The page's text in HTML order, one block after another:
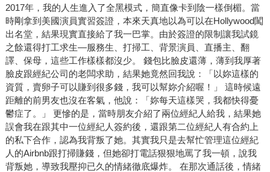
2017年，我的人生進入了全黑模式，簡直像卡到陰一樣倒楣。當
時剛拿到美國演員實習簽證，本來天真地以為可以在Hollywood闖
出名堂，結果現實直接給了我一巴掌。由於簽證的限制讓我試鏡
之餘還得打工求生—服務生、打掃工、背景演員、直播主、翻
譯、保母，這些工作樣樣都沒少。 錢包比臉皮還薄，薄到我厚著
臉皮跟經紀公司的老闆求助，結果她竟然回我說：「以妳這樣的
資質，賣卵子可以賺到很多錢，我可以幫妳介紹喔！」 這時候遠
距離的前男友也沒在客氣，他說：「妳每天這樣哭，我都快得憂
鬱症了。」 更慘的是，當時朋友介紹了兩位經紀人給我，結果她
誤會我在跟其中一位經紀人簽約後，還跟第二位經紀人有合約上
的私下合作，認為我背叛了她。其實我只是去幫忙管理這位經紀
人的Airbnb跟打掃賺錢，但她卻打電話狠狠地罵了我一頓，說我
背叛她，導致我壓抑已久的情緒徹底爆炸。 在那次通話後，情緒